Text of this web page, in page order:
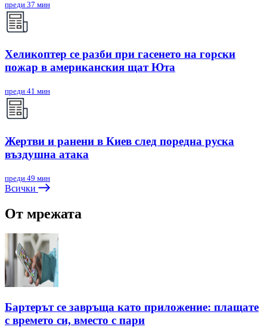
преди 37 мин
Хеликоптер се разби при гасенето на горски
пожар в американския щат Юта
преди 41 мин
Жертви и ранени в Киев след поредна руска
въздушна атака
преди 49 мин
Всички
От мрежата
Бартерът се завръща като приложение: плащате
с времето си, вместо с пари